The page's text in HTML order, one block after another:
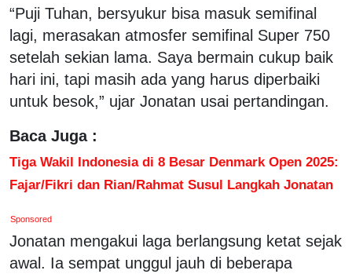
“Puji Tuhan, bersyukur bisa masuk semifinal
lagi, merasakan atmosfer semifinal Super 750
setelah sekian lama. Saya bermain cukup baik
hari ini, tapi masih ada yang harus diperbaiki
untuk besok,” ujar Jonatan usai pertandingan.
Baca Juga :
Tiga Wakil Indonesia di 8 Besar Denmark Open 2025:
Fajar/Fikri dan Rian/Rahmat Susul Langkah Jonatan
Sponsored
Jonatan mengakui laga berlangsung ketat sejak
awal. Ia sempat unggul jauh di beberapa